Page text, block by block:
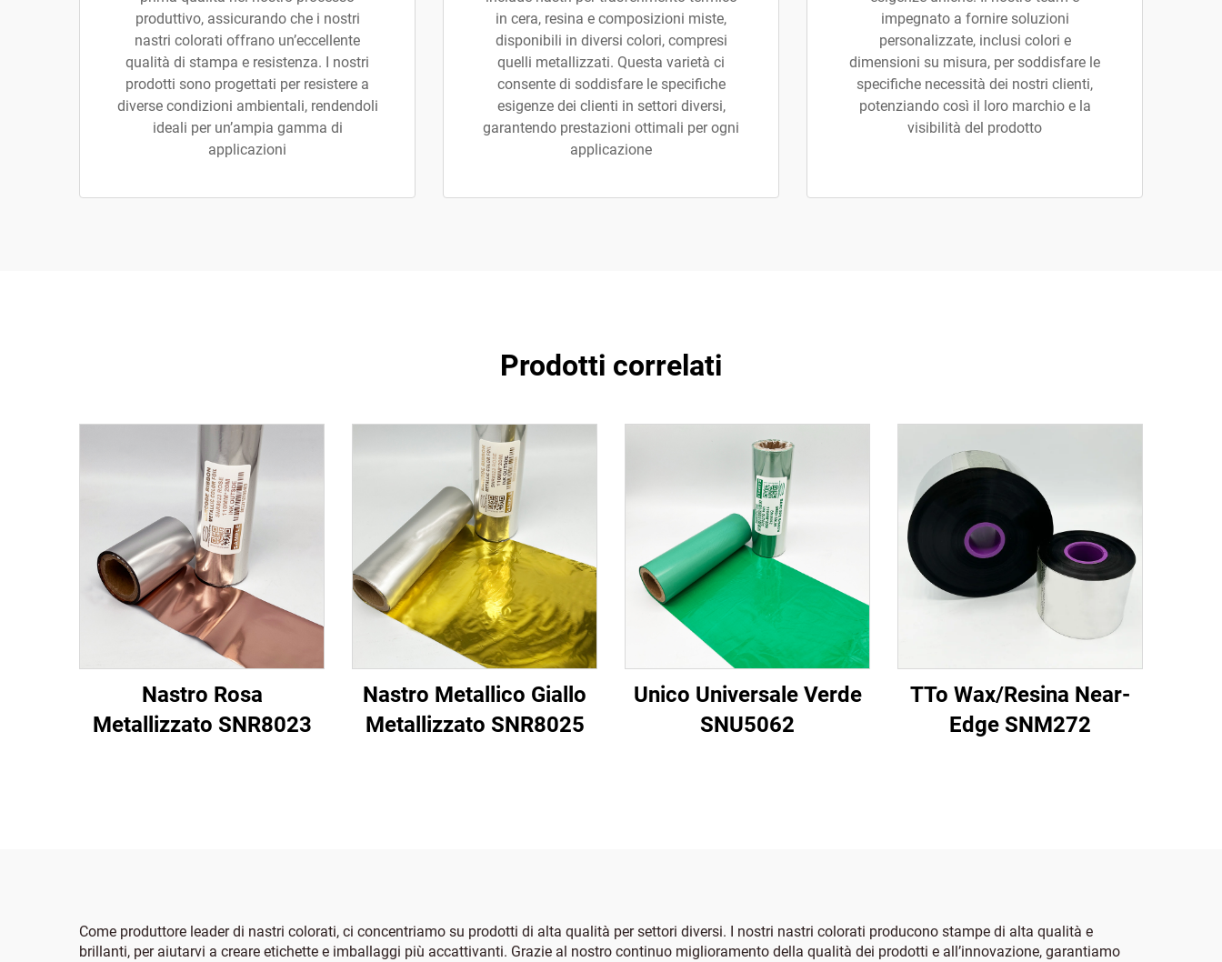
produttivo, assicurando che i nostri
nastri colorati offrano un’eccellente
qualità di stampa e resistenza. I nostri
prodotti sono progettati per resistere a
diverse condizioni ambientali, rendendoli
ideali per un’ampia gamma di
applicazioni
in cera, resina e composizioni miste,
disponibili in diversi colori, compresi
quelli metallizzati. Questa varietà ci
consente di soddisfare le specifiche
esigenze dei clienti in settori diversi,
garantendo prestazioni ottimali per ogni
applicazione
impegnato a fornire soluzioni
personalizzate, inclusi colori e
dimensioni su misura, per soddisfare le
specifiche necessità dei nostri clienti,
potenziando così il loro marchio e la
visibilità del prodotto
Prodotti correlati
Nastro Rosa
Metallizzato SNR8023
Nastro Metallico Giallo
Metallizzato SNR8025
Unico Universale Verde
SNU5062
TTo Wax/Resina Near-
Edge SNM272
Come produttore leader di nastri colorati, ci concentriamo su prodotti di alta qualità per settori diversi. I nostri nastri colorati producono stampe di alta qualità e
brillanti, per aiutarvi a creare etichette e imballaggi più accattivanti. Grazie al nostro continuo miglioramento della qualità dei prodotti e all’innovazione, garantiamo